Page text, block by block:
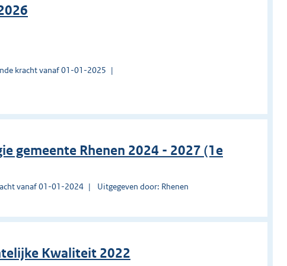
kracht vanaf 01-01-2025
gemeente Rhenen 2024 - 2027 (1e
vanaf 01-01-2024 Uitgegeven door: Rhenen
Kwaliteit 2022